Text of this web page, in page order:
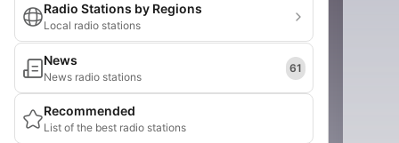
Radio Stations by Regions
Local radio stations
News
News radio stations
61
Recommended
List of the best radio stations